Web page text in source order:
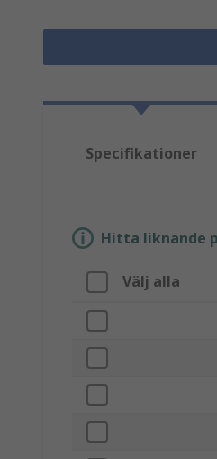
Specifikationer
Hitta liknande
Välj alla